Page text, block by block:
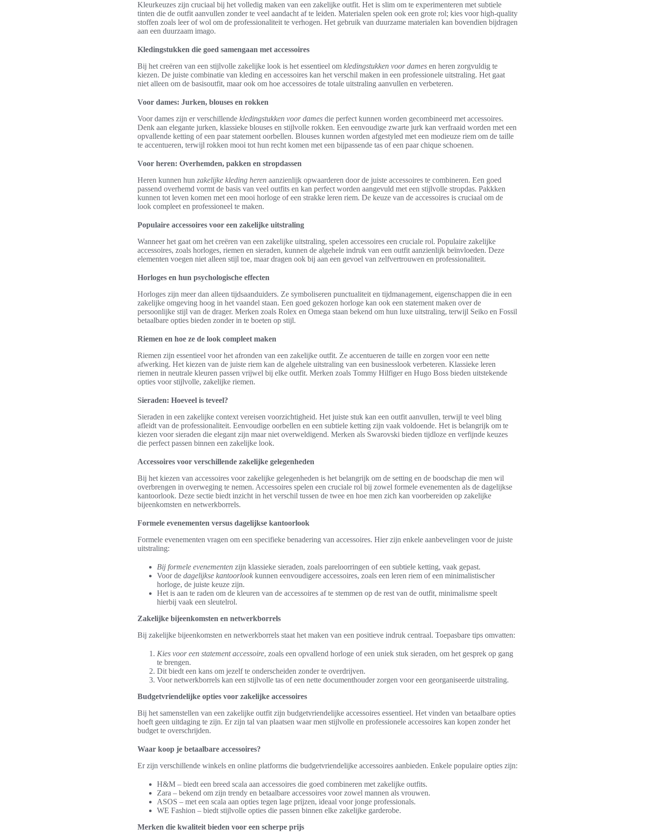
Kleurkeuzes zijn cruciaal bij het volledig maken van een zakelijke outfit. Het is slim om te experimenteren met subtiele
tinten die de outfit aanvullen zonder te veel aandacht af te leiden. Materialen spelen ook een grote rol; kies voor high-quality
stoffen zoals leer of wol om de professionaliteit te verhogen. Het gebruik van duurzame materialen kan bovendien bijdragen
aan een duurzaam imago.
Kledingstukken die goed samengaan met accessoires
Bij het creëren van een stijlvolle zakelijke look is het essentieel om kledingstukken voor dames en heren zorgvuldig te
kiezen. De juiste combinatie van kleding en accessoires kan het verschil maken in een professionele uitstraling. Het gaat
niet alleen om de basisoutfit, maar ook om hoe accessoires de totale uitstraling aanvullen en verbeteren.
Voor dames: Jurken, blouses en rokken
Voor dames zijn er verschillende kledingstukken voor dames die perfect kunnen worden gecombineerd met accessoires.
Denk aan elegante jurken, klassieke blouses en stijlvolle rokken. Een eenvoudige zwarte jurk kan verfraaid worden met een
opvallende ketting of een paar statement oorbellen. Blouses kunnen worden afgestyled met een modieuze riem om de taille
te accentueren, terwijl rokken mooi tot hun recht komen met een bijpassende tas of een paar chique schoenen.
Voor heren: Overhemden, pakken en stropdassen
Heren kunnen hun zakelijke kleding heren aanzienlijk opwaarderen door de juiste accessoires te combineren. Een goed
passend overhemd vormt de basis van veel outfits en kan perfect worden aangevuld met een stijlvolle stropdas. Pakkken
kunnen tot leven komen met een mooi horloge of een strakke leren riem. De keuze van de accessoires is cruciaal om de
look compleet en professioneel te maken.
Populaire accessoires voor een zakelijke uitstraling
Wanneer het gaat om het creëren van een zakelijke uitstraling, spelen accessoires een cruciale rol. Populaire zakelijke
accessoires, zoals horloges, riemen en sieraden, kunnen de algehele indruk van een outfit aanzienlijk beïnvloeden. Deze
elementen voegen niet alleen stijl toe, maar dragen ook bij aan een gevoel van zelfvertrouwen en professionaliteit.
Horloges en hun psychologische effecten
Horloges zijn meer dan alleen tijdsaanduiders. Ze symboliseren punctualiteit en tijdmanagement, eigenschappen die in een
zakelijke omgeving hoog in het vaandel staan. Een goed gekozen horloge kan ook een statement maken over de
persoonlijke stijl van de drager. Merken zoals Rolex en Omega staan bekend om hun luxe uitstraling, terwijl Seiko en Fossil
betaalbare opties bieden zonder in te boeten op stijl.
Riemen en hoe ze de look compleet maken
Riemen zijn essentieel voor het afronden van een zakelijke outfit. Ze accentueren de taille en zorgen voor een nette
afwerking. Het kiezen van de juiste riem kan de algehele uitstraling van een businesslook verbeteren. Klassieke leren
riemen in neutrale kleuren passen vrijwel bij elke outfit. Merken zoals Tommy Hilfiger en Hugo Boss bieden uitstekende
opties voor stijlvolle, zakelijke riemen.
Sieraden: Hoeveel is teveel?
Sieraden in een zakelijke context vereisen voorzichtigheid. Het juiste stuk kan een outfit aanvullen, terwijl te veel bling
afleidt van de professionaliteit. Eenvoudige oorbellen en een subtiele ketting zijn vaak voldoende. Het is belangrijk om te
kiezen voor sieraden die elegant zijn maar niet overweldigend. Merken als Swarovski bieden tijdloze en verfijnde keuzes
die perfect passen binnen een zakelijke look.
Accessoires voor verschillende zakelijke gelegenheden
Bij het kiezen van accessoires voor zakelijke gelegenheden is het belangrijk om de setting en de boodschap die men wil
overbrengen in overweging te nemen. Accessoires spelen een cruciale rol bij zowel formele evenementen als de dagelijkse
kantoorlook. Deze sectie biedt inzicht in het verschil tussen de twee en hoe men zich kan voorbereiden op zakelijke
bijeenkomsten en netwerkborrels.
Formele evenementen versus dagelijkse kantoorlook
Formele evenementen vragen om een specifieke benadering van accessoires. Hier zijn enkele aanbevelingen voor de juiste
uitstraling:
Bij formele evenementen zijn klassieke sieraden, zoals pareloorringen of een subtiele ketting, vaak gepast.
Voor de dagelijkse kantoorlook kunnen eenvoudigere accessoires, zoals een leren riem of een minimalistischer
horloge, de juiste keuze zijn.
Het is aan te raden om de kleuren van de accessoires af te stemmen op de rest van de outfit, minimalisme speelt
hierbij vaak een sleutelrol.
Zakelijke bijeenkomsten en netwerkborrels
Bij zakelijke bijeenkomsten en netwerkborrels staat het maken van een positieve indruk centraal. Toepasbare tips omvatten:
Kies voor een statement accessoire, zoals een opvallend horloge of een uniek stuk sieraden, om het gesprek op gang
te brengen.
Dit biedt een kans om jezelf te onderscheiden zonder te overdrijven.
Voor netwerkborrels kan een stijlvolle tas of een nette documenthouder zorgen voor een georganiseerde uitstraling.
Budgetvriendelijke opties voor zakelijke accessoires
Bij het samenstellen van een zakelijke outfit zijn budgetvriendelijke accessoires essentieel. Het vinden van betaalbare opties
hoeft geen uitdaging te zijn. Er zijn tal van plaatsen waar men stijlvolle en professionele accessoires kan kopen zonder het
budget te overschrijden.
Waar koop je betaalbare accessoires?
Er zijn verschillende winkels en online platforms die budgetvriendelijke accessoires aanbieden. Enkele populaire opties zijn:
H&M – biedt een breed scala aan accessoires die goed combineren met zakelijke outfits.
Zara – bekend om zijn trendy en betaalbare accessoires voor zowel mannen als vrouwen.
ASOS – met een scala aan opties tegen lage prijzen, ideaal voor jonge professionals.
WE Fashion – biedt stijlvolle opties die passen binnen elke zakelijke garderobe.
Merken die kwaliteit bieden voor een scherpe prijs